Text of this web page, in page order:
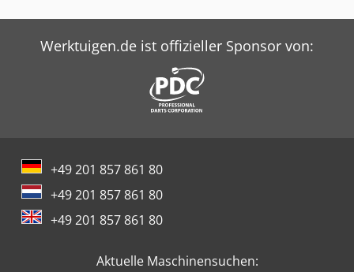
Werktuigen.de ist offizieller Sponsor von:
+49 201 857 861 80
+49 201 857 861 80
+49 201 857 861 80
Aktuelle Maschinensuchen: